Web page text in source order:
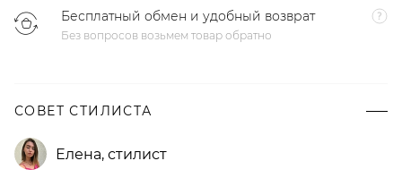
Бесплатный обмен и удобный возврат
Без вопросов возьмем товар обратно
СОВЕТ СТИЛИСТА
Елена, стилист